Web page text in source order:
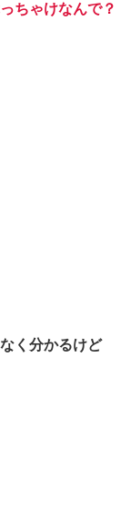
ちゃけなんで？
く分かるけど